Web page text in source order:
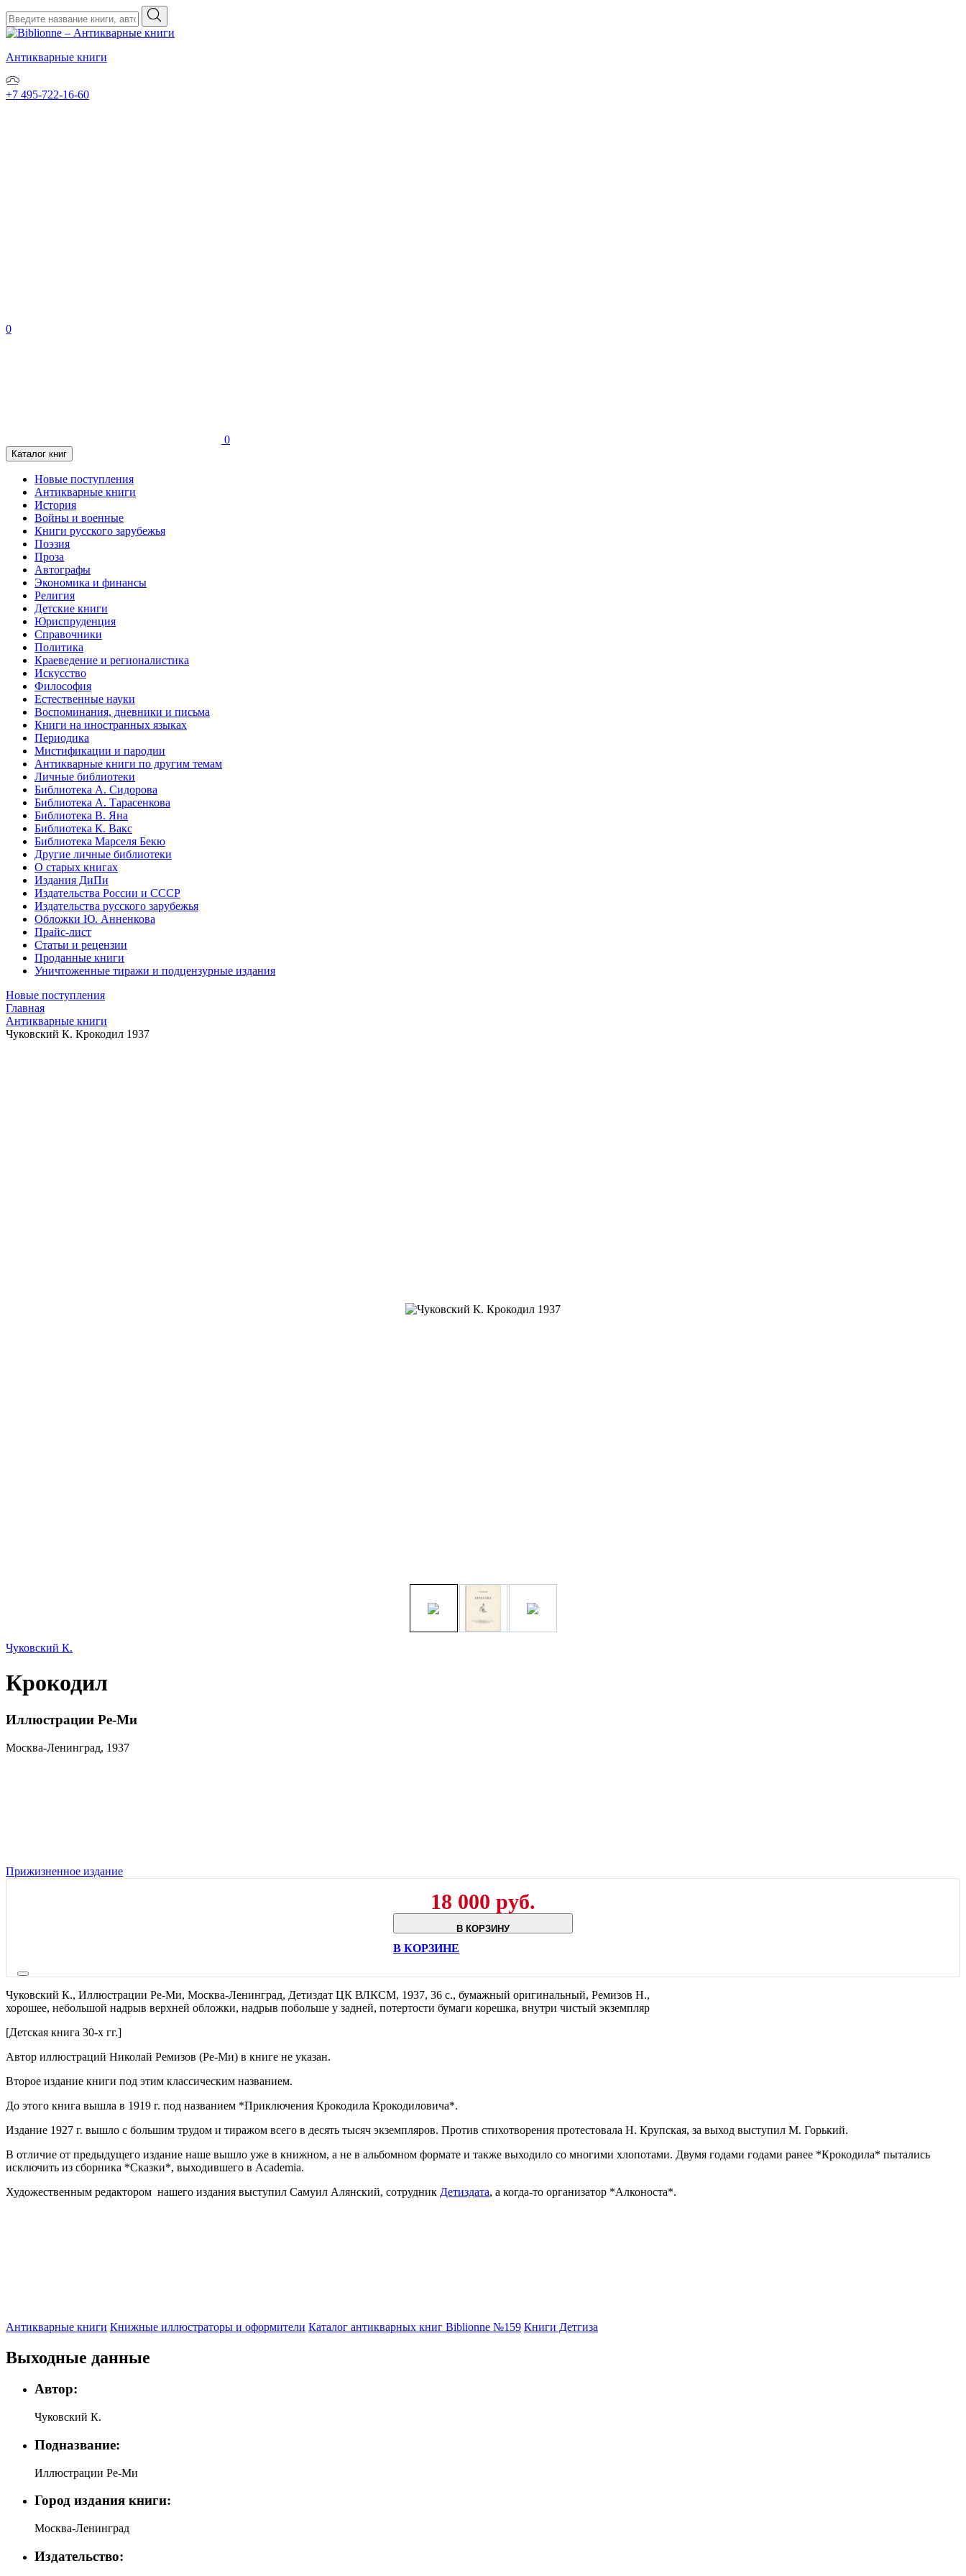
Антикварные книги
+7 495-722-16-60
0
0
Каталог книг
Новые поступления
Антикварные книги
История
Войны и военные
Книги русского зарубежья
Поэзия
Проза
Автографы
Экономика и финансы
Религия
Детские книги
Юриспруденция
Справочники
Политика
Краеведение и регионалистика
Искусство
Философия
Естественные науки
Воспоминания, дневники и письма
Книги на иностранных языках
Периодика
Мистификации и пародии
Антикварные книги по другим темам
Личные библиотеки
Библиотека А. Сидорова
Библиотека А. Тарасенкова
Библиотека В. Яна
Библиотека К. Вакс
Библиотека Марселя Бекю
Другие личные библиотеки
О старых книгах
Издания ДиПи
Издательства России и СССР
Издательства русского зарубежья
Обложки Ю. Анненкова
Прайс-лист
Статьи и рецензии
Проданные книги
Уничтоженные тиражи и подцензурные издания
Новые поступления
Главная
Антикварные книги
Чуковский К. Крокодил 1937
Чуковский К.
Крокодил
Иллюстрации Ре-Ми
Москва-Ленинград, 1937
Прижизненное издание
18 000 руб.
В КОРЗИНУ
В КОРЗИНЕ
Чуковский К., Иллюстрации Ре-Ми, Москва-Ленинград, Детиздат ЦК ВЛКСМ, 1937, 36 с., бумажный оригинальный, Ремизов Н.,
хорошее, небольшой надрыв верхней обложки, надрыв побольше у задней, потертости бумаги корешка, внутри чистый экземпляр
[Детская книга 30-х гг.]
Автор иллюстраций Николай Ремизов (Ре-Ми) в книге не указан.
Второе издание книги под этим классическим названием.
До этого книга вышла в 1919 г. под названием *Приключения Крокодила Крокодиловича*.
Издание 1927 г. вышло с большим трудом и тиражом всего в десять тысяч экземпляров. Против стихотворения протестовала Н. Крупская, за выход выступил М. Горький.
В отличие от предыдущего издание наше вышло уже в книжном, а не в альбомном формате и также выходило со многими хлопотами. Двумя годами годами ранее *Крокодила* пытались
исключить из сборника *Сказки*, выходившего в Academia.
Художественным редактором нашего издания выступил Самуил Алянский, сотрудник Детиздата, а когда-то организатор *Алконоста*.
Антикварные книги Книжные иллюстраторы и оформители Каталог антикварных книг Biblionne №159 Книги Детгиза
Выходные данные
Автор:
Чуковский К.
Подназвание:
Иллюстрации Ре-Ми
Город издания книги:
Москва-Ленинград
Издательство: